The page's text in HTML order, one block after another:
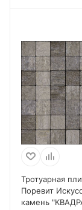
Тротуарная
Поревит
камень